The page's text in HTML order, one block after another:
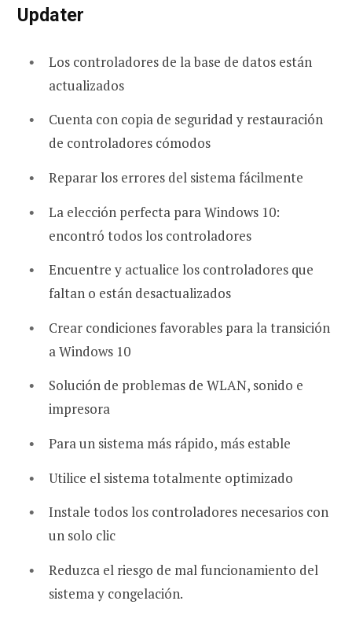
Updater
Los controladores de la base de datos están
actualizados
Cuenta con copia de seguridad y restauración
de controladores cómodos
Reparar los errores del sistema fácilmente
La elección perfecta para Windows 10:
encontró todos los controladores
Encuentre y actualice los controladores que
faltan o están desactualizados
Crear condiciones favorables para la transición
a Windows 10
Solución de problemas de WLAN, sonido e
impresora
Para un sistema más rápido, más estable
Utilice el sistema totalmente optimizado
Instale todos los controladores necesarios con
un solo clic
Reduzca el riesgo de mal funcionamiento del
sistema y congelación.